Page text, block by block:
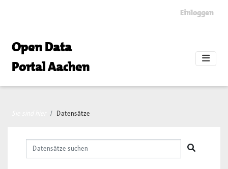
Einloggen
Open Data
Portal Aachen
Datensätze